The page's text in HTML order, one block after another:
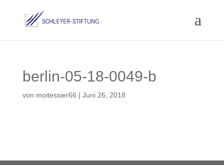
berlin-05-18-0049-b
von moitessier66 | Juni 26, 2018